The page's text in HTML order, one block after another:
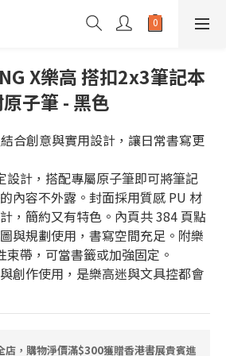
X樂高 搭扣2x3筆記本
子筆 - 黑色
合創意與實用設計，讓日常書寫更
設計，搭配專屬原子筆即可將筆記
內容不外露。封面採用質感 PU 材
，簡約又有特色。內頁共 384 頁點
與規劃使用，書寫空間充足。附樂
帶，可當書籤或加強固定。
創作使用，是樂高迷與文具控都會
店，購物淨價滿$300獲贈香港書展貴賓進